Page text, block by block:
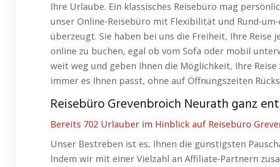
Ihre Urlaube. Ein klassisches Reisebüro mag
unser Online-Reisebüro mit Flexibilität und Rund-
überzeugt. Sie haben bei uns die Freiheit, Ihre Reise
online zu buchen, egal ob vom Sofa oder mobil
weit weg und geben Ihnen die Möglichkeit, Ihre
immer es Ihnen passt, ohne auf Öffnungszeiten
Reisebüro Grevenbroich Neurath ganz
Bereits 702 Urlauber im Hinblick auf Reisebüro
Unser Bestreben ist es, Ihnen die günstigsten
Indem wir mit einer Vielzahl an Affiliate-Partnern